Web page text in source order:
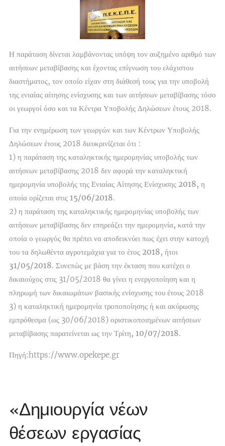
Η παράταση δίνεται λαμβάνοντας υπόψη τον αυξημένο αριθμό των
αιτήσεων μεταβίβασης και έχοντας επίγνωση του ελάχιστου
διαστήματος, τον οποίο είχαν στη διάθεσή τους για την υποβολή
της ενιαίας αίτησης ενίσχυσης και των αιτήσεων μεταβίβασης τόσο
οι γεωργοί όσο και τα Κέντρα Υποβολής Δηλώσεων έτους 2018.
Για την ενημέρωση των γεωργών και των Κέντρων Υποβολής
Δηλώσεων έτους 2018 διευκρινίζεται ότι :
1) η παράταση της καταληκτικής ημερομηνίας υποβολής των
αιτήσεων μεταβίβασης 2018 δεν αφορά την καταληκτική
ημερομηνία υποβολής της Ενιαίας Αίτησης Ενίσχυσης 2018, η
οποία ορίζεται στις 15/06/2018.
2) η παράταση της καταληκτικής ημερομηνίας υποβολής των
αιτήσεων μεταβίβασης δεν επηρεάζει την ημερομηνία, κατά την
οποία ο γεωργός θα πρέπει να αποδεικνύει πως έχει στην κατοχή
του τα δηλωθέντα αγροτεμάχια για το έτος 2018, ήτοι
31/05/2018. Συνεπώς με βάση την έκταση που κατέχει ο
δικαιούχος στις 31/05/2018 θα γίνει η ενεργοποίηση και η
πληρωμή των δικαιωμάτων βασικής ενίσχυσης του έτους 2018
3) η καταληκτική ημερομηνία τροποποίησης ή και ακύρωσης
εμπρόθεσμα (ως 30/06/2018) οριστικοποιημένων αιτήσεων
μεταβίβασης παρατείνεται ως την Τρίτη, 10/07/2018.
Πηγή:https://www.opekepe.gr
«Δημιουργία νέων
θέσεων εργασίας